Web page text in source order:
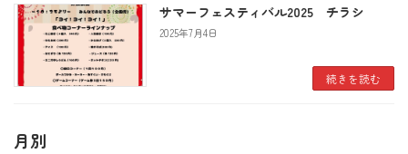
サマーフェスティバル2025 チラシ
2025年7月4日
続きを読む
月別